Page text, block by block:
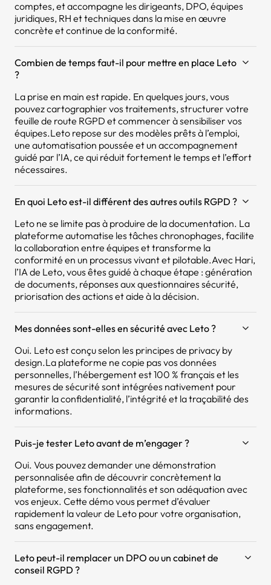
comptes, et accompagne les dirigeants, DPO, équipes
juridiques, RH et techniques dans la mise en œuvre
concrète et continue de la conformité.
Combien de temps faut-il pour mettre en place Leto
?
La prise en main est rapide. En quelques jours, vous
pouvez cartographier vos traitements, structurer votre
feuille de route RGPD et commencer à sensibiliser vos
équipes.Leto repose sur des modèles prêts à l’emploi,
une automatisation poussée et un accompagnement
guidé par l’IA, ce qui réduit fortement le temps et l’effort
nécessaires.
En quoi Leto est-il différent des autres outils RGPD ?
Leto ne se limite pas à produire de la documentation. La
plateforme automatise les tâches chronophages, facilite
la collaboration entre équipes et transforme la
conformité en un processus vivant et pilotable.Avec Hari,
l’IA de Leto, vous êtes guidé à chaque étape : génération
de documents, réponses aux questionnaires sécurité,
priorisation des actions et aide à la décision.
Mes données sont-elles en sécurité avec Leto ?
Oui. Leto est conçu selon les principes de privacy by
design.La plateforme ne copie pas vos données
personnelles, l’hébergement est 100 % français et les
mesures de sécurité sont intégrées nativement pour
garantir la confidentialité, l’intégrité et la traçabilité des
informations.
Puis-je tester Leto avant de m’engager ?
Oui. Vous pouvez demander une démonstration
personnalisée afin de découvrir concrètement la
plateforme, ses fonctionnalités et son adéquation avec
vos enjeux. Cette démo vous permet d’évaluer
rapidement la valeur de Leto pour votre organisation,
sans engagement.
Leto peut-il remplacer un DPO ou un cabinet de
conseil RGPD ?